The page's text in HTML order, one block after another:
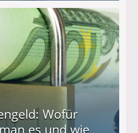
Wofür
es und wie